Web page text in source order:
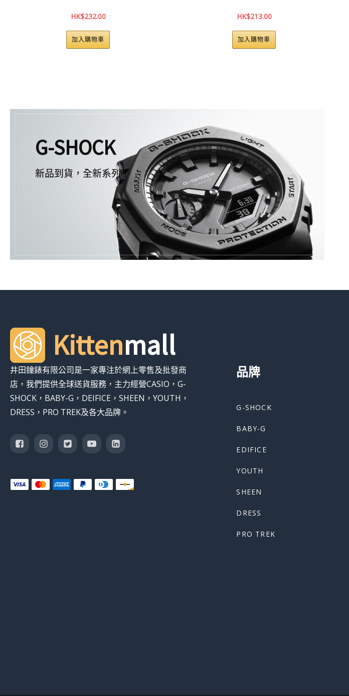
HK$213.00
加入購物車
HK$328.00
加入購物車
G-SHOCK
新品到貨，全新系列！
Kittenmall
井田鐘錶有限公司是一家專注於網上零售及批發商
店，我們提供全球送貨服務，主力經營CASIO，G-
SHOCK，BABY-G，DEIFICE，SHEEN，YOUTH，
DRESS，PRO TREK及各大品牌。
品牌
G-SHOCK
BABY-G
EDIFICE
YOUTH
SHEEN
DRESS
PRO TREK